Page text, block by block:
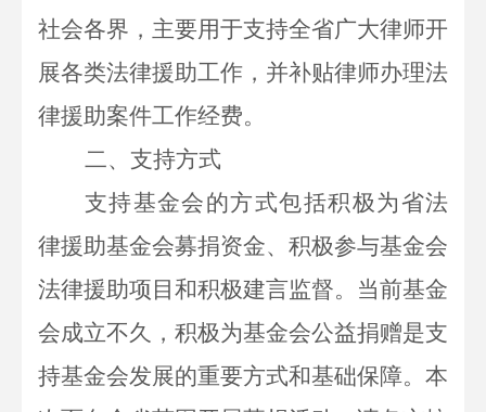
社会各界，主要用于支持全省广大律师开
展各类法律援助工作，并补贴律师办理法
律援助案件工作经费。
二、支持方式
支持基金会的方式包括积极为省法
律援助基金会募捐资金、积极参与基金会
法律援助项目和积极建言监督。当前基金
会成立不久，积极为基金会公益捐赠是支
持基金会发展的重要方式和基础保障。本